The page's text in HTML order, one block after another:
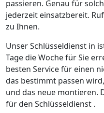
passieren. Genau für
jederzeit einsatzbereit.
zu Ihnen.
Unser Schlüsseldienst in
Tage die Woche für Sie
besten Service für einen
das bestimmt passen
und das neue montieren.
für den Schlüsseldienst .